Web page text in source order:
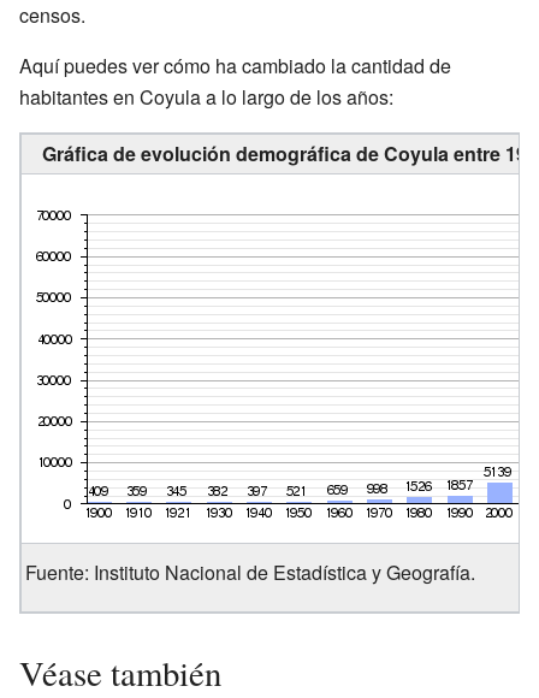
censos.
Aquí puedes ver cómo ha cambiado la cantidad de
habitantes en Coyula a lo largo de los años:
Gráfica de evolución demográfica de Coyula entre
Fuente: Instituto Nacional de Estadística y Geografía.
Véase también